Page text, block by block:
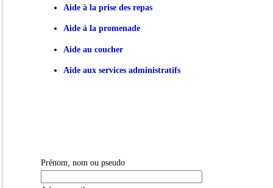
Aide à la prise des repas
Aide à la promenade
Aide au coucher
Aide aux services administratifs
Prénom, nom ou pseudo